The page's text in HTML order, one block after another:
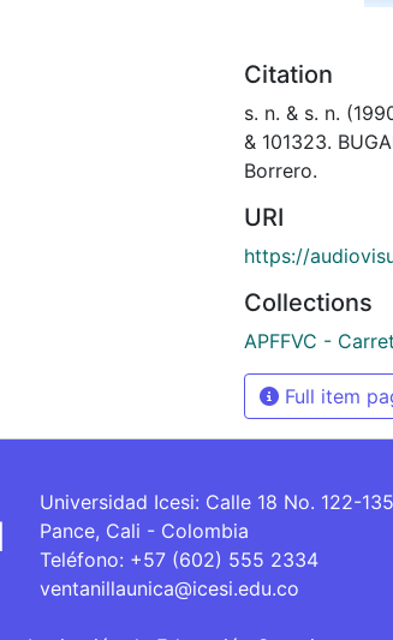
Citation
s. n. & s. n.
& 101323.
Borrero.
URI
https://
Collections
APFFVC -
Full item
Universidad Icesi: Calle 18 No. 122-135
Pance, Cali - Colombia
Teléfono: +57 (602) 555 2334
ventanillaunica@icesi.edu.co